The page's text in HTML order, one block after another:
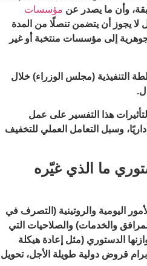
وأن ما يصدر عن مؤسسات
لا يجوز أن يتضمن تنصلًا من المدة
إلى مؤسسات منتخبة أو غير
التنفيذية (مجلس الوزراء) خلال
هذا التفسير على عمل
وسبل التعامل العملي للتخفيف
ما الذي غيّره
اليومية والروتينية (التصرف في
والخدمات) والصلاحيات التي
الدستوري (مثل إعادة هيكلة
إبرام قروض دولية طويلة الأجل، تحويل